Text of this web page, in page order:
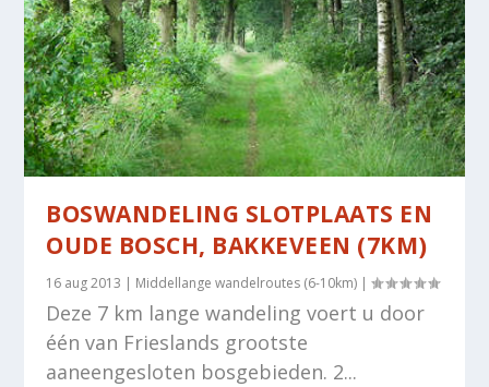
BOSWANDELING SLOTPLAATS EN
OUDE BOSCH, BAKKEVEEN (7KM)
16 aug 2013 | Middellange wandelroutes (6-10km) |
Deze 7 km lange wandeling voert u door
één van Frieslands grootste
aaneengesloten bosgebieden. 2...